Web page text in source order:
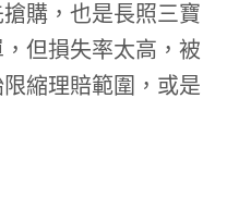
購，也是長照三寶
但損失率太高，被
縮理賠範圍，或是